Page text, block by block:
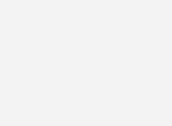
und in Betrieb genommen. Das 1,9-MW-
befindet sich 100 km nördlich von
Solarmodule, eine einachsige
PVS-175 String-Wechselrichter in
MVCS-Lösung von Fimer. Die Anlage
produzieren oder über 750 Haushalte
Projekt war das zweite Projekt, das